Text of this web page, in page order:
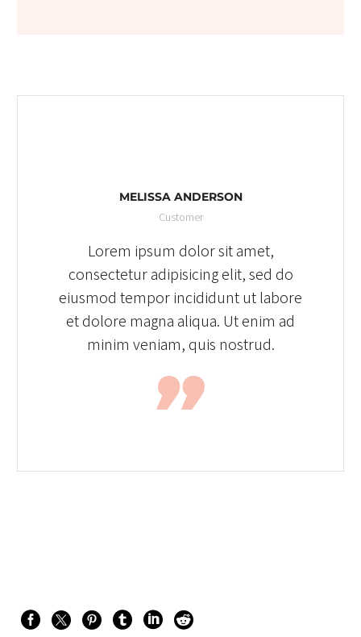
MELISSA ANDERSON
Customer
Lorem ipsum dolor sit amet,
consectetur adipisicing elit, sed do
eiusmod tempor incididunt ut labore
et dolore magna aliqua. Ut enim ad
minim veniam, quis nostrud.